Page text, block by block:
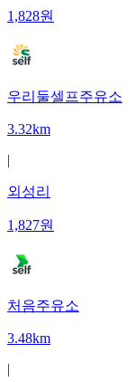
1,828원
우리둘셀프주유소
3.32km
|
외성리
1,827원
처음주유소
3.48km
|